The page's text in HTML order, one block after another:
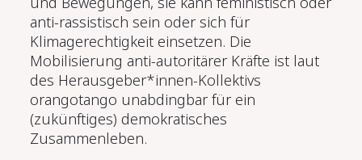
anti-rassistisch sein oder sich für
Klimagerechtigkeit einsetzen. Die
Mobilisierung anti-autoritärer Kräfte ist laut
des Herausgeber*innen-Kollektivs
orangotango unabdingbar für ein
(zukünftiges) demokratisches
Zusammenleben.